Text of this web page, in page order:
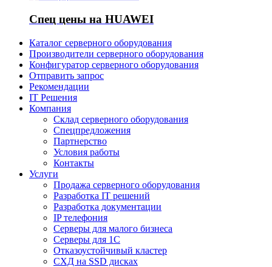
Спец цены на HUAWEI
Каталог серверного оборудования
Производители серверного оборудования
Конфигуратор серверного оборудования
Отправить запрос
Рекомендации
IT Решения
Компания
Склад серверного оборудования
Спецпредложения
Партнерство
Условия работы
Контакты
Услуги
Продажа серверного оборудования
Разработка IT решений
Разработка документации
IP телефония
Серверы для малого бизнеса
Серверы для 1С
Отказоустойчивый кластер
СХД на SSD дисках